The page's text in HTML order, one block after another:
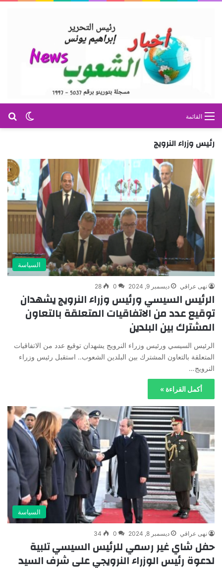
الوضع القائمة
رئيس وزراء النرويج
السياسة
نهى عراقي ديسمبر 9, 2024 0
28
الرئيس السيسي ورئيس وزراء النرويج يشهدان
توقيع عدد من الاتفاقيات المتعلقة بالتعاون
المشترك بين البلدين
الرئيس السيسي ورئيس وزراء النرويج يشهدان توقيع عدد من الاتفاقيات
المتعلقة بالتعاون المشترك بين البلدين الشعوب.. استقبل رئيس وزراء
النرويج…
أكمل القراءة »
السياسة
نهى عراقي ديسمبر 8, 2024 0
34
حفل شاي غير رسمي للرئيس السيسي تلبية
لدعوة رئيس الوزراء النرويجي على شرف السيد